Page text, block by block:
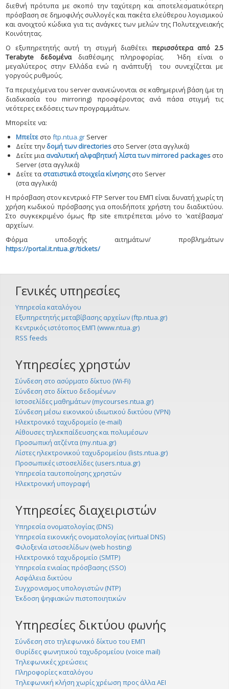
διεθνή πρότυπα με σκοπό την ταχύτερη και αποτελεσματικότερη
πρόσβαση σε δημοφιλής συλλογές και πακέτα ελεύθερου λογισμικού
και ανοιχτού κώδικα για τις ανάγκες των μελών της Πολυτεχνειακής
Κοινότητας.
Ο εξυπηρετητής αυτή τη στιγμή διαθέτει περισσότερα από 2.5
Terabyte δεδομέναδιαθέσιμης πληροφορίας. Ήδη είναι ο
μεγαλύτερος στην Ελλάδα ενώ η ανάπτυξή του συνεχίζεται με
γοργούς ρυθμούς.
Τα περιεχόμενα του server ανανεώνονται σε καθημερινή βάση (με τη
διαδικασία του mirroring) προσφέροντας ανά πάσα στιγμή τις
νεότερες εκδόσεις των προγραμμάτων.
Μπορείτε να:
Μπείτεστο ftp.ntua.gr Server
Δείτε την δομή των directoriesστο Server (στα αγγλικά)
Δείτε μια αναλυτική αλφαβητική λίστα των mirrored packagesστο
Server (στα αγγλικά)
Δείτε ταστατιστικά στοιχεία κίνησηςστο Server
(στα αγγλικά)
Η πρόσβαση στον κεντρικό FTP Server του ΕΜΠ είναι δυνατή χωρίς τη
χρήση κωδικού πρόσβασης για οποιδήποτε χρήστη του διαδικτύου.
Στο συγκεκριμένο όμως ftp site επιτρέπεται μόνο το 'κατέβασμα'
αρχείων.
Φόρμα υποδοχής αιτημάτων/ προβλημάτων
https://portal.it.ntua.gr/tickets/
Γενικές υπηρεσίες
Υπηρεσία καταλόγου
Εξυπηρετητής μεταβίβασης αρχείων (ftp.ntua.gr)
Κεντρικός ιστότοπος ΕΜΠ (www.ntua.gr)
RSS feeds
Υπηρεσίες χρηστών
Σύνδεση στο ασύρματο δίκτυο (Wi-Fi)
Σύνδεση στο δίκτυο δεδομένων
Ιστοσελίδες μαθημάτων (mycourses.ntua.gr)
Σύνδεση μέσω εικονικού ιδιωτικού δικτύου (VPN)
Ηλεκτρονικό ταχυδρομείο (e-mail)
Αίθουσες τηλεκπαίδευσης και πολυμέσων
Προσωπική ατζέντα (my.ntua.gr)
Λίστες ηλεκτρονικού ταχυδρομείου (lists.ntua.gr)
Προσωπικές ιστοσελίδες (users.ntua.gr)
Υπηρεσία ταυτοποίησης χρηστών
Ηλεκτρονική υπογραφή
Υπηρεσίες διαχειριστών
Υπηρεσία ονοματολογίας (DNS)
Υπηρεσία εικονικής ονοματολογίας (virtual DNS)
Φιλοξενία ιστοσελίδων (web hosting)
Ηλεκτρονικό ταχυδρομείο (SMTP)
Υπηρεσία ενιαίας πρόσβασης (SSO)
Ασφάλεια δικτύου
Συγχρονισμος υπολογιστών (NTP)
Έκδοση ψηφιακών πιστοποιητικών
Υπηρεσίες δικτύου φωνής
Σύνδεση στο τηλεφωνικό δίκτυο του ΕΜΠ
Θυρίδες φωνητικού ταχυδρομείου (voice mail)
Τηλεφωνικές χρεώσεις
Πληροφορίες καταλόγου
Τηλεφωνική κλήση χωρίς χρέωση προς άλλα ΑΕΙ